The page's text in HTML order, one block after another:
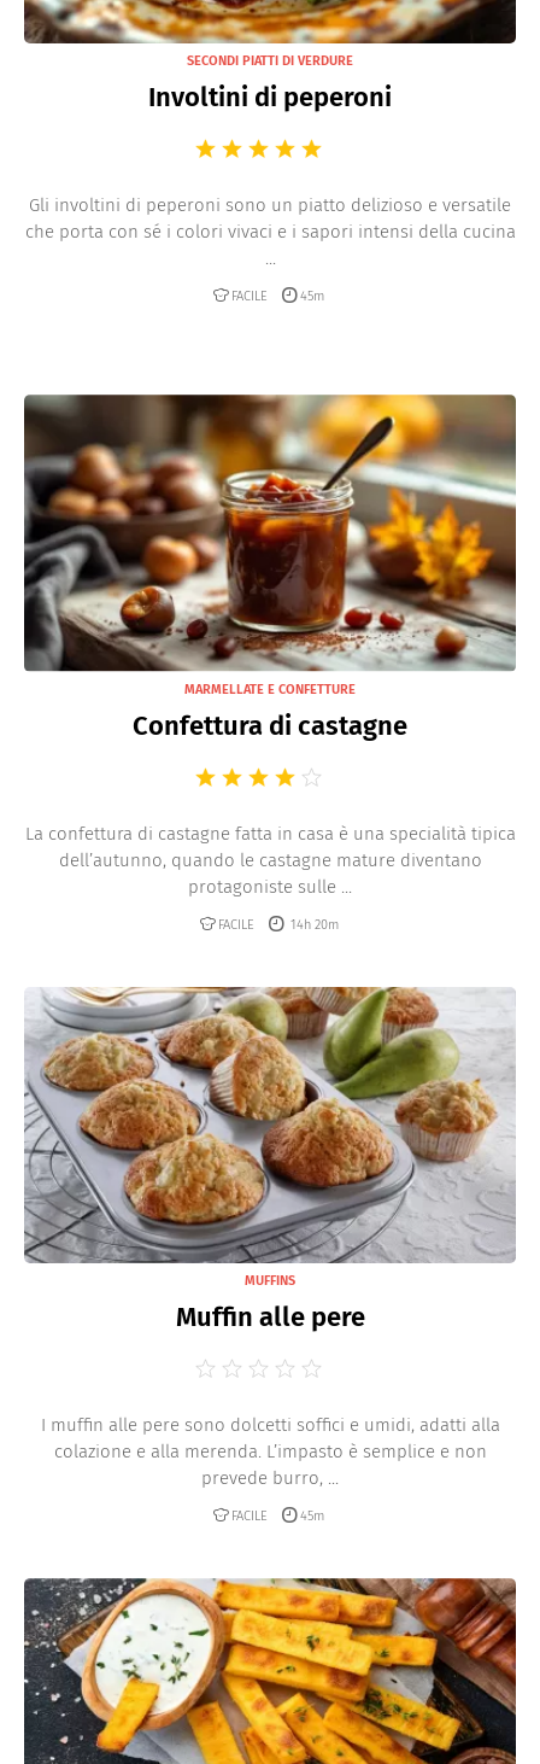
SECONDI PIATTI DI VERDURE
Involtini di peperoni
Gli involtini di peperoni sono un piatto delizioso e versatile
che porta con sé i colori vivaci e i sapori intensi della cucina
...
FACILE 45m
MARMELLATE E CONFETTURE
Confettura di castagne
La confettura di castagne fatta in casa è una specialità tipica
dell’autunno, quando le castagne mature diventano
protagoniste sulle ...
FACILE 14h 20m
MUFFINS
Muffin alle pere
I muffin alle pere sono dolcetti soffici e umidi, adatti alla
colazione e alla merenda. L’impasto è semplice e non
prevede burro, ...
FACILE 45m